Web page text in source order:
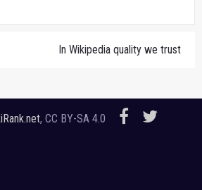
In Wikipedia quality we trust
, CC BY-SA 4.0